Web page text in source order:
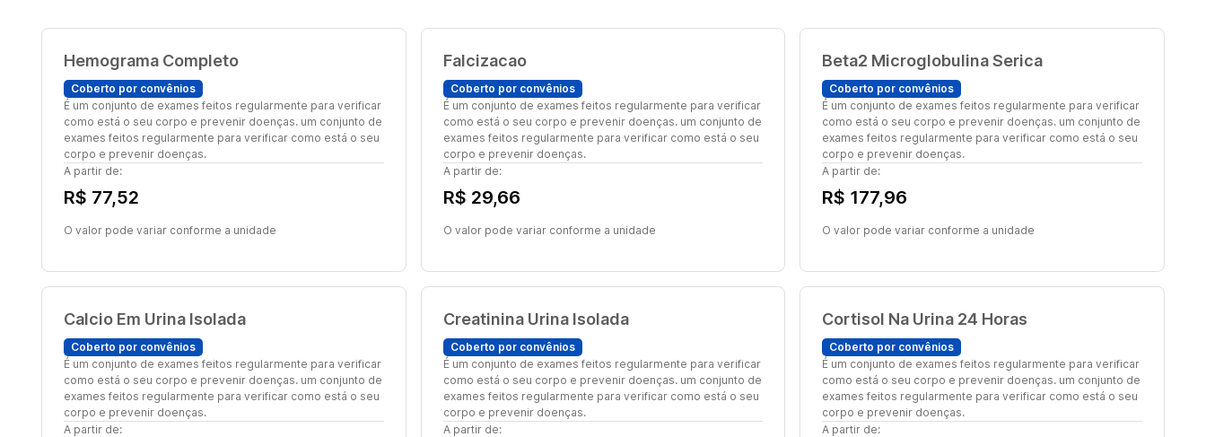
Hemograma Completo
Coberto por convênios
É um conjunto de exames feitos regularmente para verificar
como está o seu corpo e prevenir doenças. um conjunto de
exames feitos regularmente para verificar como está o seu
corpo e prevenir doenças.
A partir de:
R$ 77,52
O valor pode variar conforme a unidade
Falcizacao
Coberto por convênios
É um conjunto de exames feitos regularmente para verificar
como está o seu corpo e prevenir doenças. um conjunto de
exames feitos regularmente para verificar como está o seu
corpo e prevenir doenças.
A partir de:
R$ 29,66
O valor pode variar conforme a unidade
Beta2 Microglobulina Serica
Coberto por convênios
É um conjunto de exames feitos regularmente para verificar
como está o seu corpo e prevenir doenças. um conjunto de
exames feitos regularmente para verificar como está o seu
corpo e prevenir doenças.
A partir de:
R$ 177,96
O valor pode variar conforme a unidade
Calcio Em Urina Isolada
Coberto por convênios
É um conjunto de exames feitos regularmente para verificar
como está o seu corpo e prevenir doenças. um conjunto de
exames feitos regularmente para verificar como está o seu
corpo e prevenir doenças.
A partir de:
Creatinina Urina Isolada
Coberto por convênios
É um conjunto de exames feitos regularmente para verificar
como está o seu corpo e prevenir doenças. um conjunto de
exames feitos regularmente para verificar como está o seu
corpo e prevenir doenças.
A partir de:
Cortisol Na Urina 24 Horas
Coberto por convênios
É um conjunto de exames feitos regularmente para verificar
como está o seu corpo e prevenir doenças. um conjunto de
exames feitos regularmente para verificar como está o seu
corpo e prevenir doenças.
A partir de: